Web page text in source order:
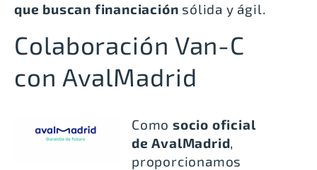
que buscan financiación sólida y ágil.
Colaboración Van-C
con AvalMadrid
Como socio oficial
de AvalMadrid,
proporcionamos